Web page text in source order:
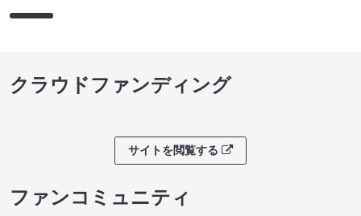
クラウドファンディング
サイトを閲覧する
ファンコミュニティ